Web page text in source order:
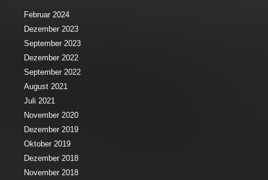
Februar 2024
Dezember 2023
September 2023
Dezember 2022
September 2022
August 2021
Juli 2021
November 2020
Dezember 2019
Oktober 2019
Dezember 2018
November 2018